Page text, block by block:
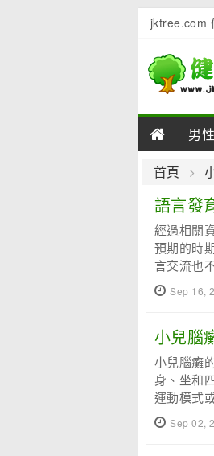
jktree.com
男性
男
男
男
首頁
語言發
經過相關
預期的時
言交流也
Sep 16,
小兒腦
小兒腦癱
身、坐和
運動模式
Sep 02,